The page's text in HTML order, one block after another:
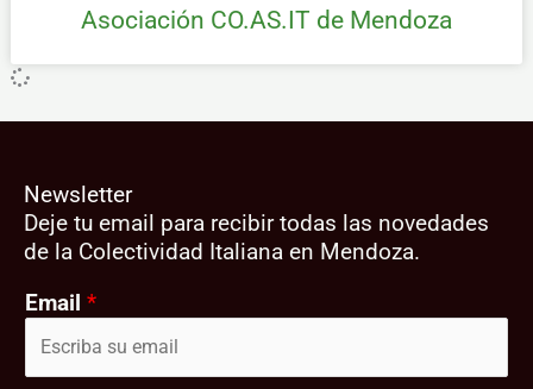
Asociación CO.AS.IT de Mendoza
Newsletter
Deje tu email para recibir todas las novedades
de la Colectividad Italiana en Mendoza.
Email *